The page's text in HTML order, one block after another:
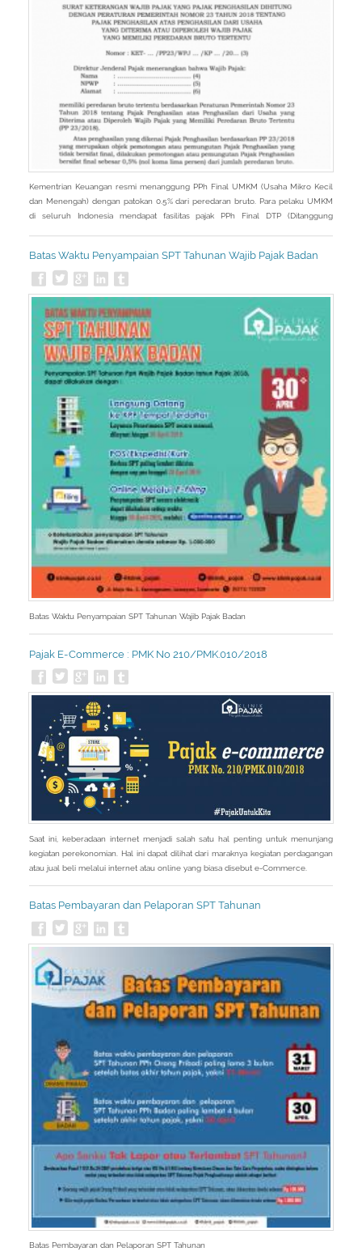
Kementrian Keuangan resmi menanggung PPh Final UMKM (Usaha Mikro Kecil
dan Menengah) dengan patokan 0.5% dari peredaran bruto. Para pelaku UMKM
di seluruh Indonesia mendapat fasilitas pajak PPh Final DTP (Ditanggung
Batas Waktu Penyampaian SPT Tahunan Wajib Pajak Badan
Batas Waktu Penyampaian SPT Tahunan Wajib Pajak Badan
Pajak E-Commerce : PMK No 210/PMK.010/2018
Saat ini, keberadaan internet menjadi salah satu hal penting untuk menunjang
kegiatan perekonomian. Hal ini dapat dilihat dari maraknya kegiatan perdagangan
atau jual beli melalui internet atau online yang biasa disebut e-Commerce.
Batas Pembayaran dan Pelaporan SPT Tahunan
Batas Pembayaran dan Pelaporan SPT Tahunan